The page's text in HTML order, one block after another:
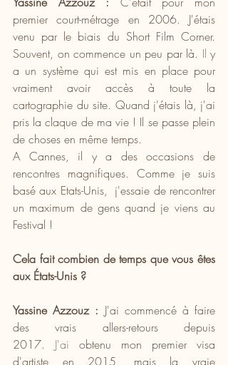
premier court-métrage en 2006. J'étais
venu par le biais du Short Film Corner.
Souvent, on commence un peu par là. Il y
a un système qui est mis en place pour
vraiment avoir accès à toute la
cartographie du site. Quand j'étais là, j'ai
pris la claque de ma vie ! Il se passe plein
de choses en même temps.
A Cannes, il y a des occasions de
rencontres magnifiques. Comme je suis
basé aux Etats-Unis,  j'essaie de rencontrer
un maximum de gens quand je viens au
Festival !
Cela fait combien de temps que vous êtes
aux États-Unis ?
Yassine Azzouz : J'ai commencé à faire
des vrais allers-retours depuis
2017. J'ai obtenu mon premier visa
d'artiste en 2015, mais la vraie